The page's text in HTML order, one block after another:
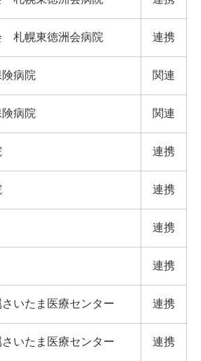
札幌東徳洲会病院 連携
病院 関連
病院 関連
連携
連携
連携
連携
いたま医療センター 連携
いたま医療センター 連携